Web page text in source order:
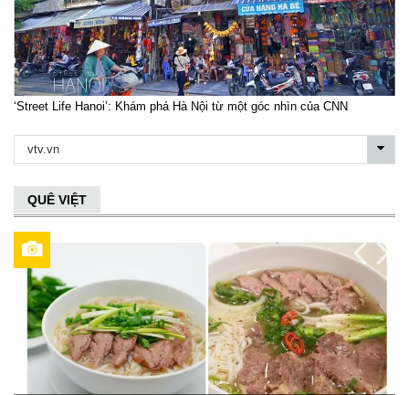
‘Street Life Hanoi’: Khám phá Hà Nội từ một góc nhìn của CNN
QUÊ VIỆT